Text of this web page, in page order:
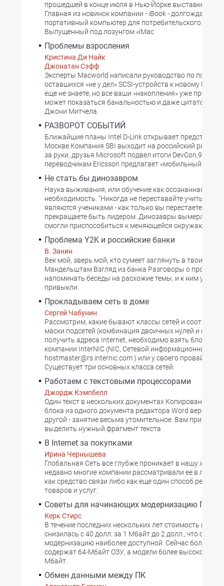
прошедшей в конце июля в Нью-Йорке выставке
Главная из новинок компании - iBook - долгожданный
портативный компьютер для потребительского
Выпущенный под лозунгом «iMac
Проблемы взросления
Кристина Ди Найк
Джонатан Сэфф
Эксперты Macworld написали руководство по
оставшихся «не у дел» SCSI-устройств к новому
еще не знаете, но все ваши «накопления» уже
может показаться банальностью и даже цитатой из
Джони Митчела.
РАЗВОРОТ СОБЫТИЙ
Ближайшие планы Intel D-Link открывает
Москве Компания SBI выходит на российский рынок
за руки, друзья Microsoft подвел итоги DevCon,99 В
переводчикам Ericsson предлагает «мобильный офис
Не стать бы динозавром
Наука выживания, или обучение как осознанная
необходимость. "Никогда не переставайте учиться.
являются учениками - как только вы перестаете
прекращаете быть лидером. Динозавры вымерли,
смогли приспособиться к меняющейся окружающей
Проблема Y2K и российские банки
В. Занин
Век мой, зверь мой, кто сумеет заглянуть в твои
Мандельштам Взгляд из банка Разговоры о проблеме
напоминать беседы на расхожие темы, и к ним уже
привыкли.
Прокладываем сеть в доме
Сергей Чабунин
Рассмотрим, какие бывают классы сетей и
маски подсетей (комбинация двоичных нулей и
получить адреса Internet, необходимо взять блок IP-
компании InterNIC (NIC, Сетевой информационный
hostmaster@rs.internic.com ) или у своего провайдера.
Существует три основных класса сетей.
Работаем с текстовыми процессорами
Джордж Кэмпбелл
Один текст в нескольких документах Копирование
блока из одного документа редактора Word версий 6,
другой - занятие весьма утомительное. Вам
выделить нужный фрагмент текста
В Internet за покупками
Ирина Чернышева
Глобальная Сеть все глубже проникает в нашу
недавно многие компании рассматривали ее в
как средство связи либо как еще один способ
товаров и услуг.
Советы для начинающих модернизацию ПК
Керк Стирс
В течение последних нескольких лет стоимость
снизилась с 40 долл. за 1 Мбайт до 2 долл., что
модернизацию наиболее доступной. Сейчас
содержат 64-Мбайт ОЗУ, а модели более высокого
Мбайт.
Обмен данными между ПК